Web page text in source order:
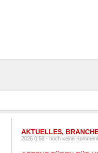
AKTUELLES,
2026 0:58 -noch keine